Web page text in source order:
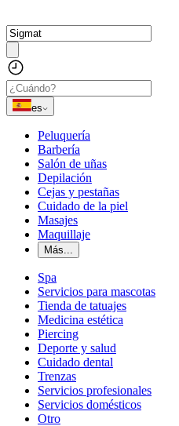
es
Peluquería
Barbería
Salón de uñas
Depilación
Cejas y pestañas
Cuidado de la piel
Masajes
Maquillaje
Más...
Spa
Servicios para mascotas
Tienda de tatuajes
Medicina estética
Piercing
Deporte y salud
Cuidado dental
Trenzas
Servicios profesionales
Servicios domésticos
Otro